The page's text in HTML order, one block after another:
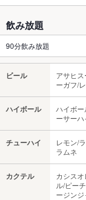
飲み放題
90分飲み放題
ビール
アサヒ
ーガフ/
ハイボール
ハイボ
ーサー
チューハイ
レモン/
ラムネ
カクテル
カシス
ル/ピー
ージン